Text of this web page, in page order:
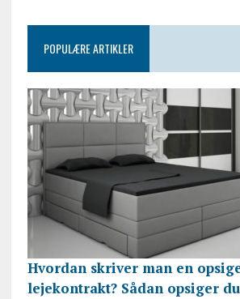
POPULÆRE ARTIKLER
Hvordan skriver man en
lejekontrakt? Sådan opsiger